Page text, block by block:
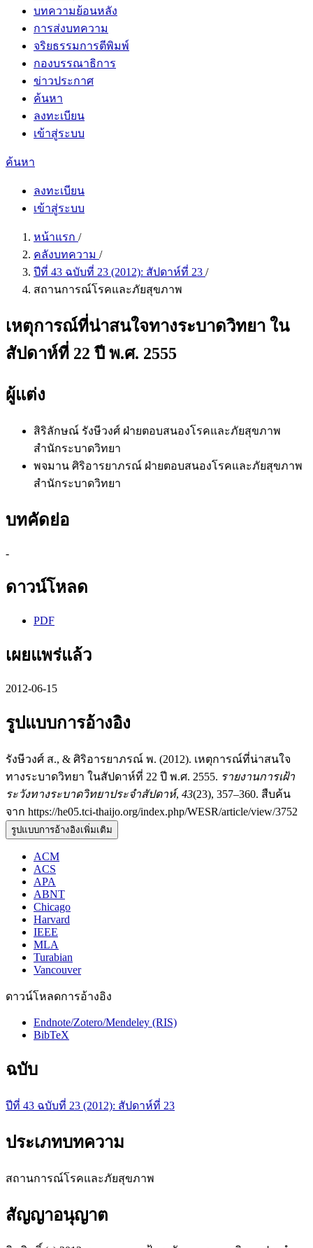
บทความย้อนหลัง
การส่งบทความ
จริยธรรมการตีพิมพ์
กองบรรณาธิการ
ข่าวประกาศ
ค้นหา
ลงทะเบียน
เข้าสู่ระบบ
ค้นหา
ลงทะเบียน
เข้าสู่ระบบ
หน้าแรก /
คลังบทความ /
ปีที่ 43 ฉบับที่ 23 (2012): สัปดาห์ที่ 23 /
สถานการณ์โรคและภัยสุขภาพ
เหตุการณ์ที่น่าสนใจทางระบาดวิทยา ใน
สัปดาห์ที่ 22 ปี พ.ศ. 2555
ผู้แต่ง
สิริลักษณ์ รังษีวงศ์ ฝ่ายตอบสนองโรคและภัยสุขภาพ
สำนักระบาดวิทยา
พจมาน ศิริอารยาภรณ์ ฝ่ายตอบสนองโรคและภัยสุขภาพ
สำนักระบาดวิทยา
บทคัดย่อ
-
ดาวน์โหลด
PDF
เผยแพร่แล้ว
2012-06-15
รูปแบบการอ้างอิง
รังษีวงศ์ ส., & ศิริอารยาภรณ์ พ. (2012). เหตุการณ์ที่น่าสนใจ
ทางระบาดวิทยา ในสัปดาห์ที่ 22 ปี พ.ศ. 2555. รายงานการเฝ้า
ระวังทางระบาดวิทยาประจำสัปดาห์, 43(23), 357–360. สืบค้น
จาก https://he05.tci-thaijo.org/index.php/WESR/article/view/3752
รูปแบบการอ้างอิงเพิ่มเติม
ACM
ACS
APA
ABNT
Chicago
Harvard
IEEE
MLA
Turabian
Vancouver
ดาวน์โหลดการอ้างอิง
Endnote/Zotero/Mendeley (RIS)
BibTeX
ฉบับ
ปีที่ 43 ฉบับที่ 23 (2012): สัปดาห์ที่ 23
ประเภทบทความ
สถานการณ์โรคและภัยสุขภาพ
สัญญาอนุญาต